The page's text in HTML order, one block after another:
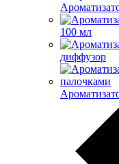
100 мл
диффузор